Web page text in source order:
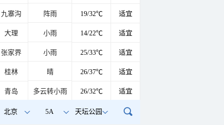
九寨沟 阵雨 19/32℃ 适宜
大理 小雨 14/22℃ 适宜
张家界 小雨 25/33℃ 适宜
桂林 晴 26/37℃ 适宜
青岛 多云转小雨 26/32℃ 适宜
北京 5A 天坛公园